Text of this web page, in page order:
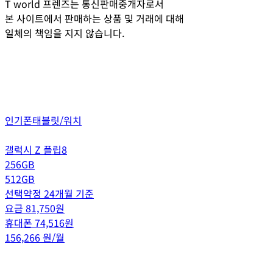
T world 프렌즈는 통신판매중개자로서
본 사이트에서 판매하는 상품 및 거래에 대해
일체의 책임을 지지 않습니다.
인기폰태블릿/워치
갤럭시 Z 플립8
256GB
512GB
선택약정 24개월 기준
요금 81,750원
휴대폰 74,516원
156,266원/월